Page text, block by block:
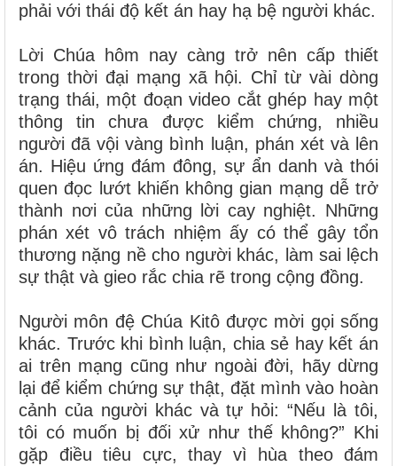
phải với thái độ kết án hay hạ bệ người khác.
Lời Chúa hôm nay càng trở nên cấp thiết
trong thời đại mạng xã hội. Chỉ từ vài dòng
trạng thái, một đoạn video cắt ghép hay một
thông tin chưa được kiểm chứng, nhiều
người đã vội vàng bình luận, phán xét và lên
án. Hiệu ứng đám đông, sự ẩn danh và thói
quen đọc lướt khiến không gian mạng dễ trở
thành nơi của những lời cay nghiệt. Những
phán xét vô trách nhiệm ấy có thể gây tổn
thương nặng nề cho người khác, làm sai lệch
sự thật và gieo rắc chia rẽ trong cộng đồng.
Người môn đệ Chúa Kitô được mời gọi sống
khác. Trước khi bình luận, chia sẻ hay kết án
ai trên mạng cũng như ngoài đời, hãy dừng
lại để kiểm chứng sự thật, đặt mình vào hoàn
cảnh của người khác và tự hỏi: “Nếu là tôi,
tôi có muốn bị đối xử như thế không?” Khi
gặp điều tiêu cực, thay vì hùa theo đám